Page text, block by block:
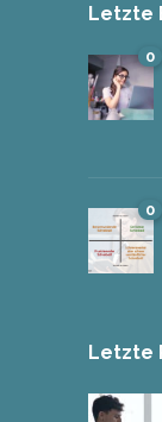
Letzte
0
0
Letzte